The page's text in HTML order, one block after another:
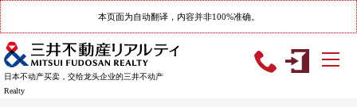
本页面为自动翻译，内容并非100%准确。
日本不动产买卖，交给龙头企业的三井不动产
Realty